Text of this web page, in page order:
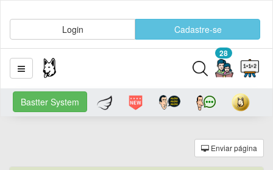
Login Cadastre-se
28
Bastter System
Enviar página